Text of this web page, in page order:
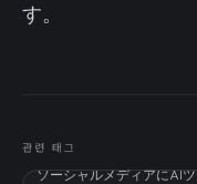
す。
관련 태그
ソーシャルメディアにAI